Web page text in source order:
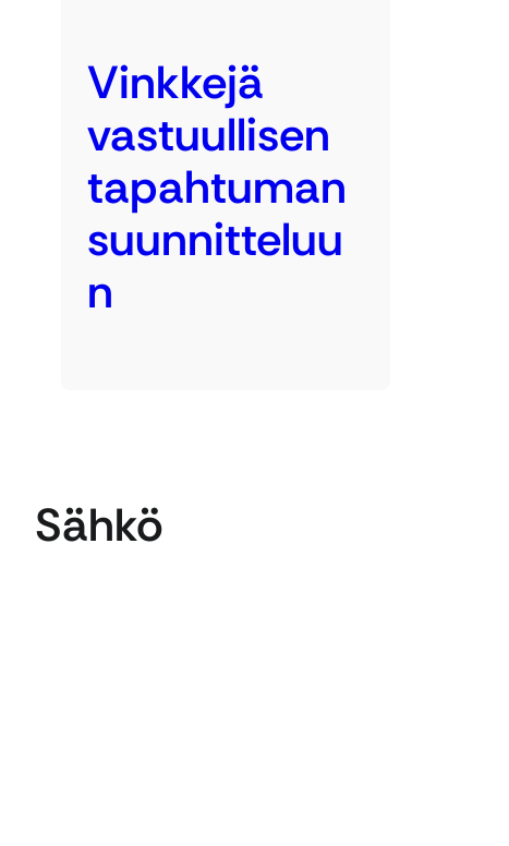
Vinkkejä
vastuullisen
tapahtuman
suunnitteluu
n
Sähkö